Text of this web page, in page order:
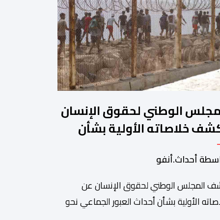
الوطني لحقوق الإنسان
خلاصاته الأولية بشأن
العبور إلى سبتة ومليلية
أحداث.أنفو
المجلس الوطني لحقوق الإنسان عن
الأولية بشأن أحداث العبور الجماعي نحو